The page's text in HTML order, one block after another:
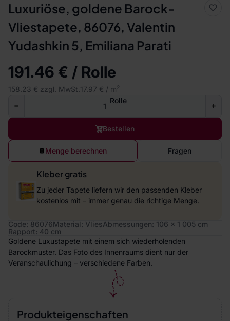
Luxuriöse, goldene Barock-
Vliestapete, 86076, Valentin
Yudashkin 5, Emiliana Parati
191.46 € / Rolle
158.23 € zzgl. MwSt. 17.97 € / m2
Rolle
Bestellen
Menge berechnen Fragen
Kleber gratis
Zu jeder Tapete liefern wir den passenden Kleber
kostenlos mit – immer genau die richtige Menge.
Code: 86076Material: VliesAbmessungen: 106 x 1 005 cm
Rapport: 40 cm
Goldene Luxustapete mit einem sich wiederholenden
Barockmuster. Das Foto des Innenraums dient nur der
Veranschaulichung – verschiedene Farben.
Produkteigenschaften